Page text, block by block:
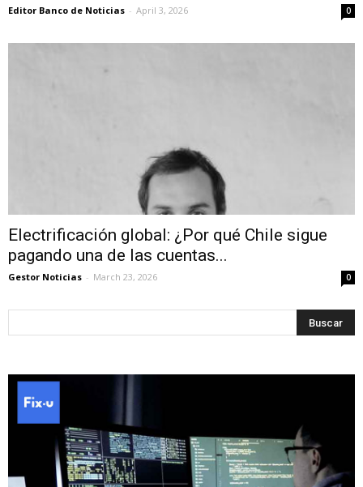
Editor Banco de Noticias - April 3, 2026 0
Electrificación global: ¿Por qué Chile sigue
pagando una de las cuentas...
Gestor Noticias - March 23, 2026 0